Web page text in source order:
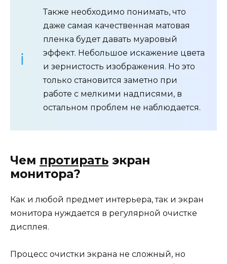
Также необходимо понимать, что
даже самая качественная матовая
пленка будет давать муаровый
эффект. Небольшое искажение цвета
и зернистость изображения. Но это
только становится заметно при
работе с мелкими надписями, в
остальном проблем не наблюдается.
Чем протирать экран
монитора?
Как и любой предмет интерьера, так и экран
монитора нуждается в регулярной очистке
дисплея.
Процесс очистки экрана не сложный, но